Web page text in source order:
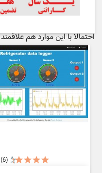
احتمالا با این موارد هم
(6)